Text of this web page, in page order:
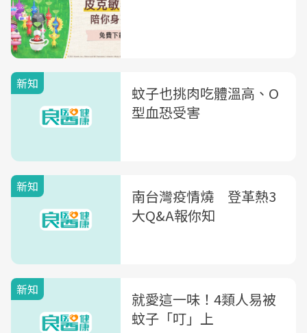
新知
蚊子也挑肉吃體溫高、O
型血恐受害
新知
南台灣疫情燒 登革熱3
大Q&A報你知
新知
就愛這一味！4類人易被
蚊子「叮」上